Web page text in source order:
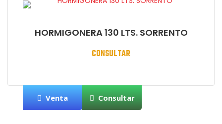
HORMIGONERA 130 LTS. SORRENTO
CONSULTAR
Venta Consultar